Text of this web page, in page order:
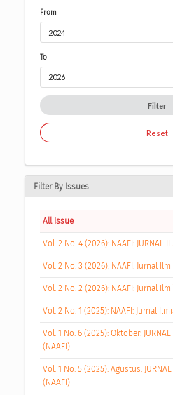
From
To
Filter
Reset
Filter By Issues
All Issue
Vol. 2 No. 4 (2026): NAAFI: JURNAL
Vol. 2 No. 3 (2026): NAAFI: Jurnal
Vol. 2 No. 2 (2026): NAAFI: Jurnal
Vol. 2 No. 1 (2025): NAAFI: Jurnal
Vol. 1 No. 6 (2025): Oktober: JURNAL
(NAAFI)
Vol. 1 No. 5 (2025): Agustus:
(NAAFI)